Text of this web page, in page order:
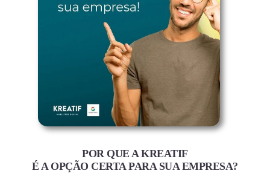
POR QUE A KREATIF
É A OPÇÃO CERTA PARA SUA EMPRESA?